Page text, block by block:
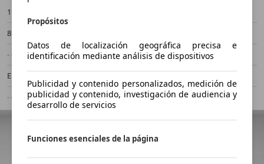
116.000 km
89 kW (121 CV)
- (Propietarios)
Automático
Electro/Gasolina
- (g/km)
-/-
Propósitos
Datos de localización geográfica precisa e
identificación mediante análisis de dispositivos
Publicidad y contenido personalizados, medición de
publicidad y contenido, investigación de audiencia y
desarrollo de servicios
Funciones esenciales de la página